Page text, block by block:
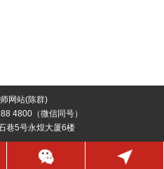
网站(陈群)
4800（微信同号）
巷5号永煌大厦6楼